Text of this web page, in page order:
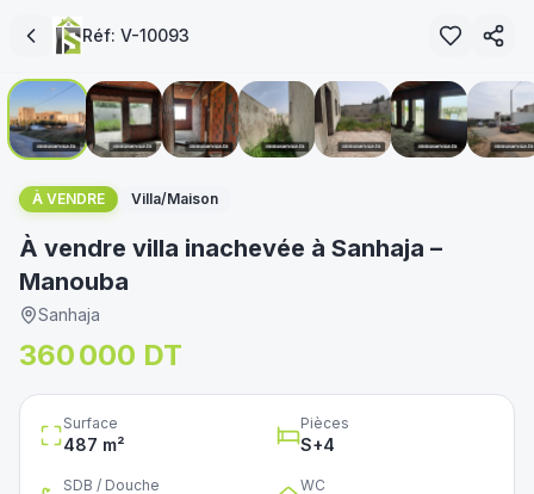
Réf:V-10093 1/10
immoservice.tn
À VENDRE Villa/Maison
À vendre villa inachevée à Sanhaja –
Manouba
Sanhaja
360 000 DT
Surface
487 m²
Pièces
S+4
SDB / Douche WC